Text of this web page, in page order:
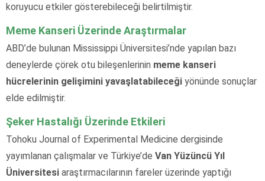
koruyucu etkiler gösterebileceği belirtilmiştir.
Meme Kanseri Üzerinde Araştırmalar
ABD’de bulunan Mississippi Üniversitesi’nde yapılan bazı
deneylerde çörek otu bileşenlerinin meme kanseri
hücrelerinin gelişimini yavaşlatabileceği yönünde sonuçlar
elde edilmiştir.
Şeker Hastalığı Üzerinde Etkileri
Tohoku Journal of Experimental Medicine dergisinde
yayımlanan çalışmalar ve Türkiye’de Van Yüzüncü Yıl
Üniversitesi araştırmacılarının fareler üzerinde yaptığı